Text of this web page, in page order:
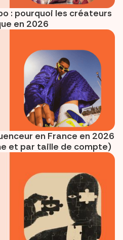
: pourquoi les créateurs
en 2026
en France en 2026
et par taille de compte)